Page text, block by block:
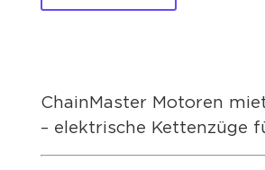
ChainMaster Motoren
– elektrische Kettenzüge